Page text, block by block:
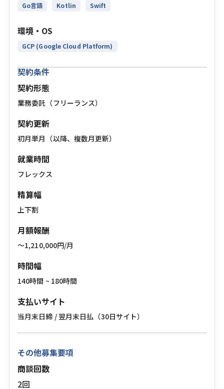
Go言語 Kotlin Swift
環境・OS
GCP (Google Cloud Platform)
契約条件
契約形態
業務委託（フリーランス）
契約更新
初月単月（以降、複数月更新）
就業時間
フレックス
精算幅
上下割
月額報酬
〜1,210,000円/月
時間幅
140時間 ~ 180時間
支払いサイト
当月末日締 / 翌月末日払（30日サイト）
その他募集要項
商談回数
2回